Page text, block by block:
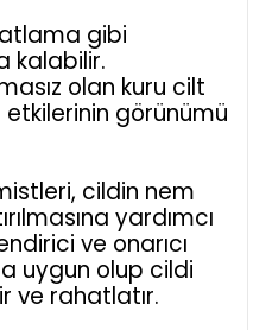
gibi
kalabilir.
olan kuru cilt
etkilerinin görünümü
cildin nem
yardımcı
ve onarıcı
uygun olup cildi
ve rahatlatır.